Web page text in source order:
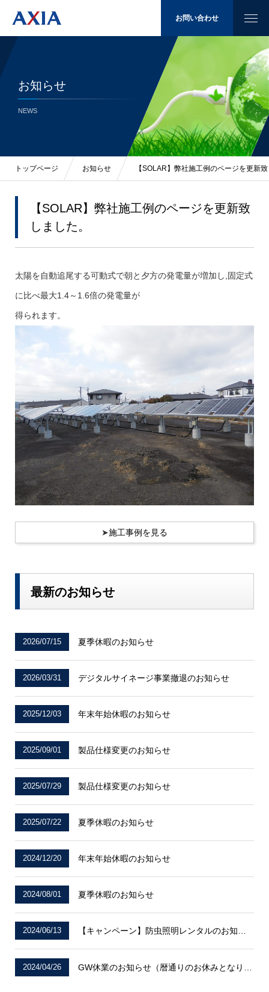
お問い合わせ
お知らせ
NEWS
トップページ お知らせ 【SOLAR】弊社施工例のページを更新
【SOLAR】弊社施工例のページを更新致
しました。
太陽を自動追尾する可動式で朝と夕方の発電量が増加し, 固定式
に比べ最大1.4～1.6倍の発電量が
得られます。
➤施工事例を見る
最新のお知らせ
2026/07/15 夏季休暇のお知らせ
2026/03/31 デジタルサイネージ事業撤退のお知らせ
2025/12/03 年末年始休暇のお知らせ
2025/09/01 製品仕様変更のお知らせ
2025/07/29 製品仕様変更のお知らせ
2025/07/22 夏季休暇のお知らせ
2024/12/20 年末年始休暇のお知らせ
2024/08/01 夏季休暇のお知らせ
2024/06/13
2024/04/26
太陽光発電
LED照明
会社概要